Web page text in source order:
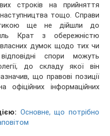
строків на прийняття
тощо. Справи
ще не дійшли до
Крат з обережністю
думок щодо тих чи
спори можуть
до складу якої він
що правові позиції
інформаційних
Основне, що потрібно